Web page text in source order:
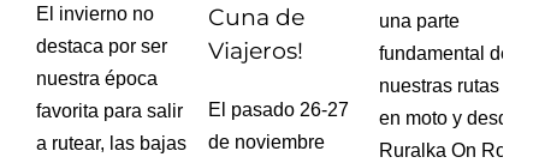
El invierno no
destaca por ser
nuestra época
favorita para salir
a rutear, las bajas
Cuna de
Viajeros!
El pasado 26-27
de noviembre
una parte
fundamental de
nuestras rutas
en moto y desde
Ruralka On Road